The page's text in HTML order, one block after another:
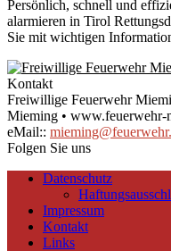
Persönlich, schnell und
alarmieren in Tirol
Sie mit wichtigen
Kontakt
Freiwillige Feuerwehr
Mieming • www.feuerwehr-
eMail::
Folgen Sie uns
Datenschutz
Impressum
Kontakt
Links